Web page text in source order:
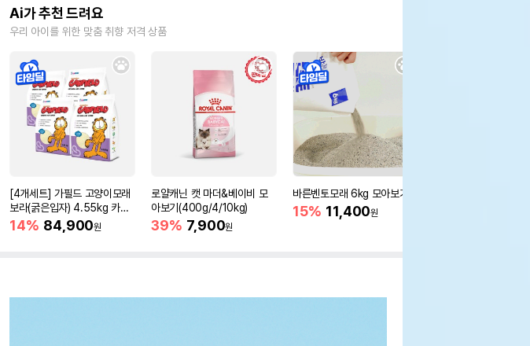
Ai가 추천 드려요
우리 아이를 위한 맞춤 취향 저격 상품
[4개세트] 가필드 고양이모래
보라(굵은입자) 4.55kg 카사
바모래
14% 84,900원
로얄캐닌 캣 마더&베이비 모
아보기(400g/4/10kg)
39% 7,900원
바른벤토모래 6kg 모아보기
15% 11,400원